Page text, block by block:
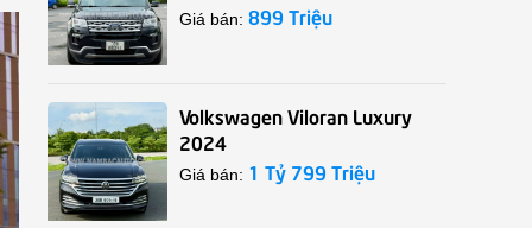
Giá bán: 899 Triệu
Volkswagen Viloran Luxury
2024
Giá bán: 1 Tỷ 799 Triệu